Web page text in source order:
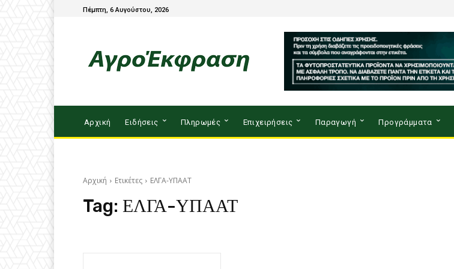
Πέμπτη, 6 Αυγούστου, 2026
Αρχική Ειδήσεις Πληρωμές Επιχειρήσεις Παραγωγή Προγράμματα
Αρχική Ετικέτες ΕΛΓΑ-ΥΠΑΑΤ
Tag: ΕΛΓΑ-ΥΠΑΑΤ